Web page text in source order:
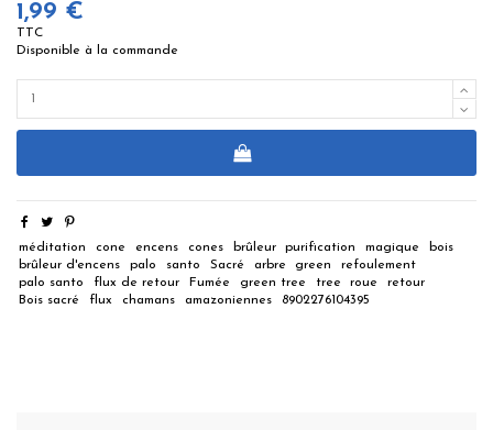
1,99 €
TTC
Disponible à la commande
méditation cone encens cones brûleur purification magique
bois
brûleur d'encens
palo santo Sacré arbre green
refoulement
palo santo
flux de retour Fumée green tree tree roue
retour
Bois sacré
flux chamans amazoniennes 8902276104395